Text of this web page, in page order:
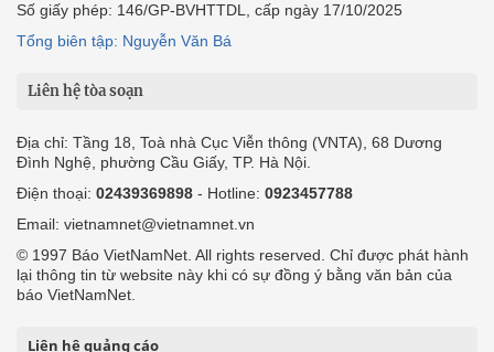
Số giấy phép: 146/GP-BVHTTDL, cấp ngày 17/10/2025
Tổng biên tập: Nguyễn Văn Bá
Liên hệ tòa soạn
Địa chỉ: Tầng 18, Toà nhà Cục Viễn thông (VNTA), 68 Dương
Đình Nghệ, phường Cầu Giấy, TP. Hà Nội.
Điện thoại: 02439369898 - Hotline: 0923457788
Email: vietnamnet@vietnamnet.vn
© 1997 Báo VietNamNet. All rights reserved. Chỉ được phát hành
lại thông tin từ website này khi có sự đồng ý bằng văn bản của
báo VietNamNet.
Liên hệ quảng cáo